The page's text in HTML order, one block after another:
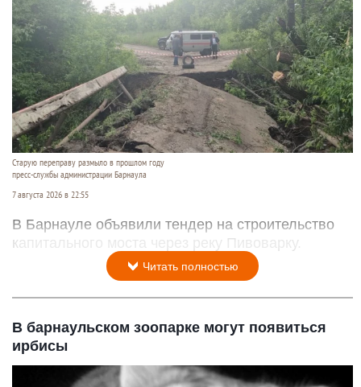
Старую переправу размыло в прошлом году
пресс-службы администрации Барнаула
7 августа 2026 в 22:55
В Барнауле объявили тендер на строительство
капитального моста через реку Пивоварку.
Читать полностью
В барнаульском зоопарке могут появиться
ирбисы